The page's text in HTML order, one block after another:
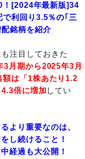
！[2024年最新版]34
利回り3.5％の｢三
銘柄を紹介
注目しておきた
3月期から2025年3月
は「1株あたり1.2
倍に増加 してい
より重要なのは、
をし続けること！
経過も大公開！